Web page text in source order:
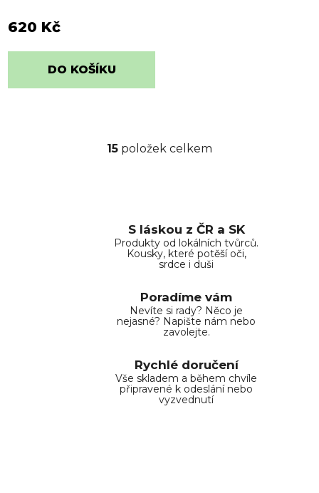
620 Kč
DO KOŠÍKU
O
a
c
í
r
v
k
v
ý
p
i
15 položek celkem
S láskou z ČR a SK
Produkty od lokálních tvůrců.
Kousky, které potěší oči,
srdce i duši
Poradíme vám
Nevíte si rady? Něco je
nejasné? Napište nám nebo
zavolejte.
Rychlé doručení
Vše skladem a během chvíle
připravené k odeslání nebo
vyzvednutí